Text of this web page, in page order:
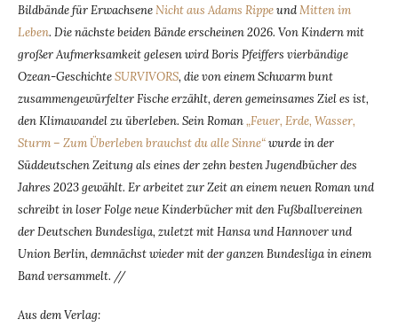
Bildbände für ErwachseneNicht aus Adams RippeundMitten im
Leben. Die nächste beiden Bände erscheinen 2026. Von Kindern mit
großer Aufmerksamkeit gelesen wird Boris Pfeiffers vierbändige
Ozean-GeschichteSURVIVORS, die von einem Schwarm bunt
zusammengewürfelter Fische erzählt, deren gemeinsames Ziel es ist,
den Klimawandel zu überleben. Sein Roman„Feuer, Erde, Wasser,
Sturm – Zum Überleben brauchst du alle Sinne“wurde in der
Süddeutschen Zeitung als eines der zehn besten Jugendbücher des
Jahres 2023 gewählt. Er arbeitet zur Zeit an einem neuen Roman und
schreibt in loser Folge neue Kinderbücher mit den Fußballvereinen
der Deutschen Bundesliga, zuletzt mit Hansa und Hannover und
Union Berlin, demnächst wieder mit der ganzen Bundesliga in einem
Band versammelt. //
Aus dem Verlag: